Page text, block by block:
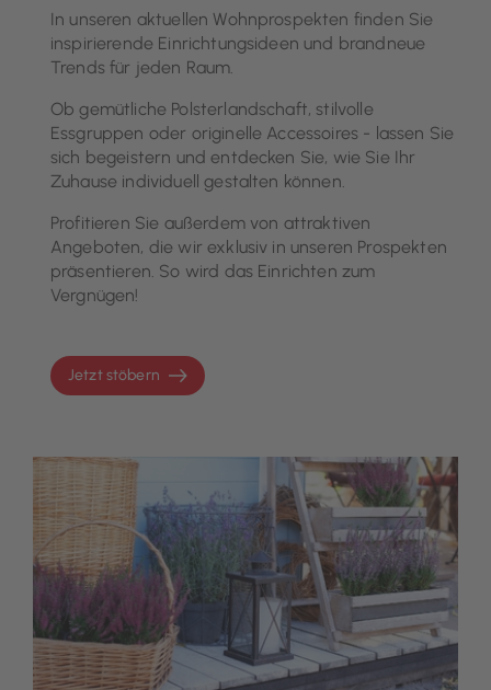
In unseren aktuellen Wohnprospekten finden Sie
inspirierende Einrichtungsideen und brandneue
Trends für jeden Raum.
Ob gemütliche Polsterlandschaft, stilvolle
Essgruppen oder originelle Accessoires - lassen Sie
sich begeistern und entdecken Sie, wie Sie Ihr
Zuhause individuell gestalten können.
Profitieren Sie außerdem von attraktiven
Angeboten, die wir exklusiv in unseren Prospekten
präsentieren. So wird das Einrichten zum
Vergnügen!
Jetzt stöbern